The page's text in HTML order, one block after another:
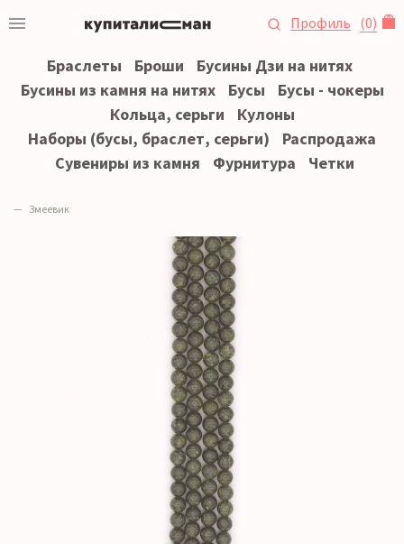
Профиль (0)
Браслеты Броши
Бусины Дзи на нитях
Бусины из камня на нитях
Бусы
Бусы - чокеры
Кольца, серьги
Кулоны
Наборы (бусы, браслет, серьги)
Распродажа
Сувениры из камня
Фурнитура Четки
Змеевик